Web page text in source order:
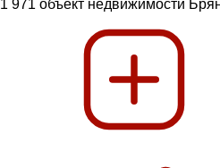
1 971 объект недвижимости